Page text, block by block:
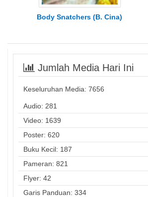
Body Snatchers (B. Cina)
Jumlah Media Hari Ini
Keseluruhan Media: 7656
Audio: 281
Video: 1639
Poster: 620
Buku Kecil: 187
Pameran: 821
Flyer: 42
Garis Panduan: 334